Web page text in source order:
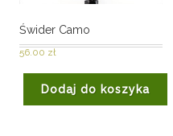
Świder Camo
56.00 zł
Dodaj do koszyka